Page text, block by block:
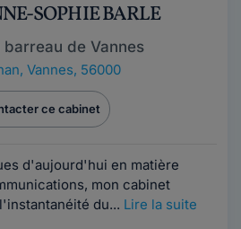
SOPHIE BARLE
de Vannes
, Vannes, 56000
ce cabinet
d'aujourd'hui en matière
mon cabinet
du... Lire la suite